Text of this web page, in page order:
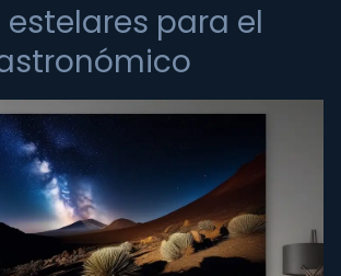
estelares para el